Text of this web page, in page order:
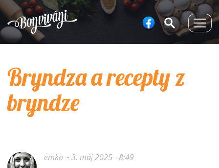
Bryndza a recepty z
bryndze
emko ~ 3. máj 2025 - 8:49